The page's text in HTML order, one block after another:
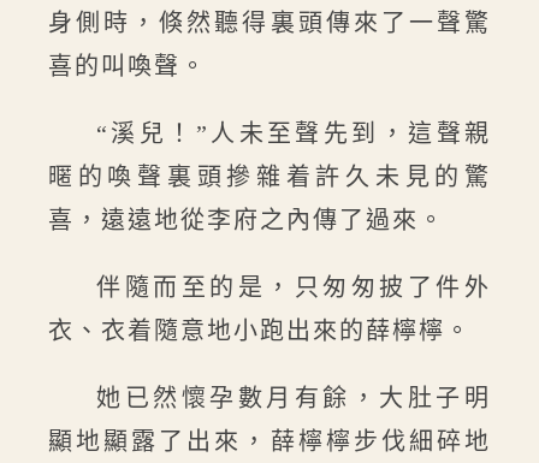
身側時，倏然聽得裏頭傳來了一聲驚
喜的叫喚聲。
“溪兒！”人未至聲先到，這聲親
暱的喚聲裏頭摻雜着許久未見的驚
喜，遠遠地從李府之內傳了過來。
伴隨而至的是，只匆匆披了件外
衣、衣着隨意地小跑出來的薛檸檸。
她已然懷孕數月有餘，大肚子明
顯地顯露了出來，薛檸檸步伐細碎地